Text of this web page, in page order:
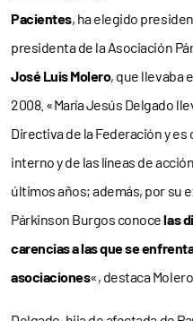
Pacientes, ha elegido
presidenta de la Asociación
José Luis Molero, que llevaba
2008. «María Jesús Delgado
Directiva de la Federación y
interno y de las líneas de
últimos años; además, por su
Párkinson Burgos conocelas
carencias a las que se
asociaciones«, destaca Molero.